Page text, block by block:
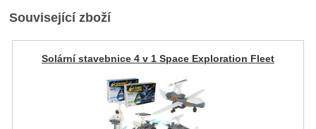
Související zboží
Solární stavebnice 4 v 1 Space Exploration Fleet